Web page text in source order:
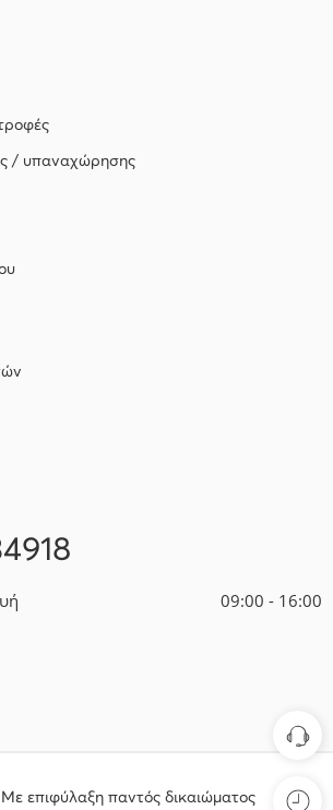
/ υπαναχώρησης
09:00 - 16:00
επιφύλαξη παντός δικαιώματος